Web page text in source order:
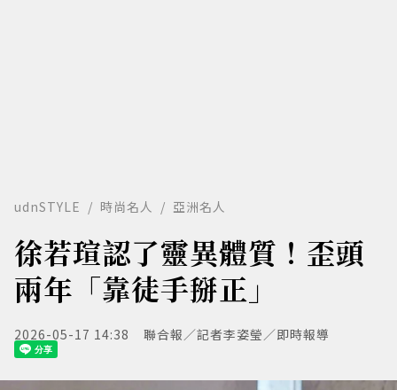
udnSTYLE 時尚名人 亞洲名人
徐若瑄認了靈異體質！歪頭
兩年「靠徒手掰正」
2026-05-17 14:38 聯合報／記者李姿瑩／即時報導